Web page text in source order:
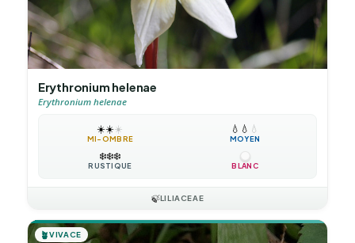
Erythronium helenae
Erythronium helenae
☀️☀️☀️
MI-OMBRE
💧 💧 💧
MOYEN
❄️❄️❄️
RUSTIQUE BLANC
🍃LILIACEAE
🪴VIVACE